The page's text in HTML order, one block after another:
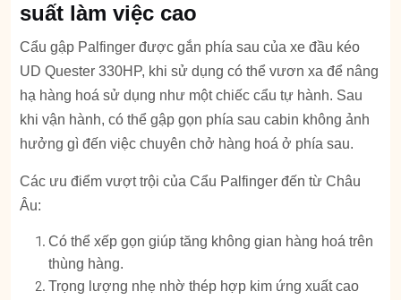
suất làm việc cao
Cẩu gập Palfinger được gắn phía sau của xe đầu kéo
UD Quester 330HP, khi sử dụng có thể vươn xa để nâng
hạ hàng hoá sử dụng như một chiếc cẩu tự hành. Sau
khi vận hành, có thể gập gọn phía sau cabin không ảnh
hưởng gì đến việc chuyên chở hàng hoá ở phía sau.
Các ưu điểm vượt trội của Cẩu Palfinger đến từ Châu
Âu:
Có thể xếp gọn giúp tăng không gian hàng hoá trên
thùng hàng.
Trọng lượng nhẹ nhờ thép hợp kim ứng xuất cao